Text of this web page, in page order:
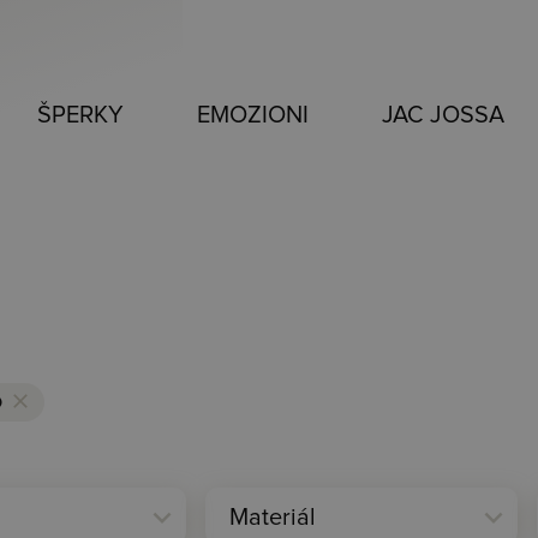
ŠPERKY EMOZIONI JAC JOSSA
clear
expand_more expand_more
Materiál